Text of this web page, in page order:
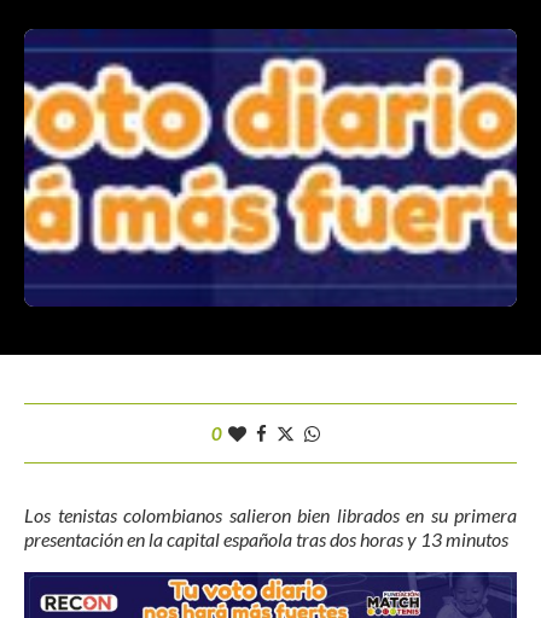
0
Los tenistas colombianos salieron bien librados en su primera
presentación en la capital española tras dos horas y 13 minutos